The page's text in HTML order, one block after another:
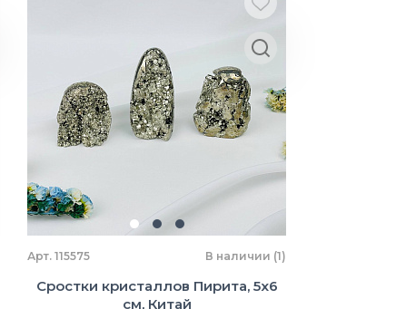
Арт. 115575 В наличии (1)
Сростки кристаллов Пирита, 5х6
см, Китай